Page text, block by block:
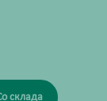
склада